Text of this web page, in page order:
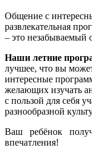
Общение с
развлекательная
– это незабываемый
Наши летние
лучшее, что вы
интересные
желающих изучать
с пользой для себя
разнообразной
Ваш ребёнок
впечатления!